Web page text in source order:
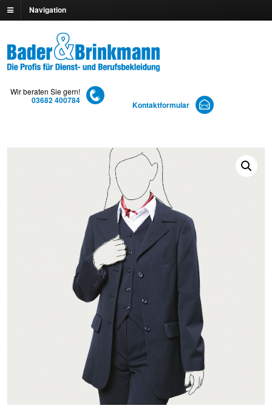
Navigation
Wir beraten Sie gern!
03682 400784 Kontaktformular